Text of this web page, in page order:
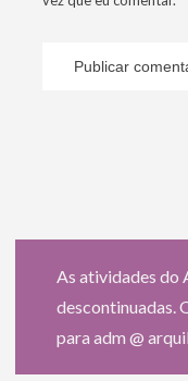
As atividades do
descontinuadas.
para adm @